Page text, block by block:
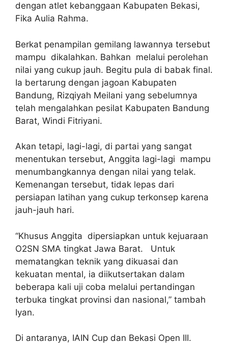
dengan atlet kebanggaan Kabupaten Bekasi,
Fika Aulia Rahma.
Berkat penampilan gemilang lawannya tersebut
mampu dikalahkan. Bahkan melalui perolehan
nilai yang cukup jauh. Begitu pula di babak final.
Ia bertarung dengan jagoan Kabupaten
Bandung, Rizqiyah Meilani yang sebelumnya
telah mengalahkan pesilat Kabupaten Bandung
Barat, Windi Fitriyani.
Akan tetapi, lagi-lagi, di partai yang sangat
menentukan tersebut, Anggita lagi-lagi mampu
menumbangkannya dengan nilai yang telak.
Kemenangan tersebut, tidak lepas dari
persiapan latihan yang cukup terkonsep karena
jauh-jauh hari.
“Khusus Anggita dipersiapkan untuk kejuaraan
O2SN SMA tingkat Jawa Barat. Untuk
mematangkan teknik yang dikuasai dan
kekuatan mental, ia diikutsertakan dalam
beberapa kali uji coba melalui pertandingan
terbuka tingkat provinsi dan nasional,” tambah
Iyan.
Di antaranya, IAIN Cup dan Bekasi Open III.